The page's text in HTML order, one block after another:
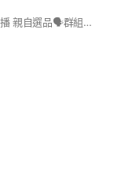
每個月韓國🇰🇷連線 社長親自飛韓國直播 親自選品🗣️群組消息第一手知道 偶爾到日本也會有日本🇯🇵連線喔 讓大家可以許願店家新品 #這裡是SE社團的許願池 因為匿名所以千萬不要詢問訂單喔 #這裡不是客服#不回覆訂單 #訂單問題請到Line:@se888 訂單任何問題需要專人協助一對一處理（六.日是客服人員是休息時間） 其實這裡很簡單： 分享大家希望 仙女姊姊再開團的商品😍 還有歡迎跟仙女姊姊許願商品 當然仙女姊姊也會在這裡跟你們分享好物，穿搭，哩哩摳摳 ⋯ 好吃😋好玩 好用 ⋯ 歡迎👏大家一起來分享！！ 還有如果有任何不滿的話，可以到line客服處理，千萬不要再這個聊天室，怒罵 發脾氣 這樣會讓大家氣氛不好，就有損仙女姊姊 創這個聊天室的用意哦！ #這裡嚴禁社員打廣告 #需要配合打廣告請找社長： ig:@mego5417